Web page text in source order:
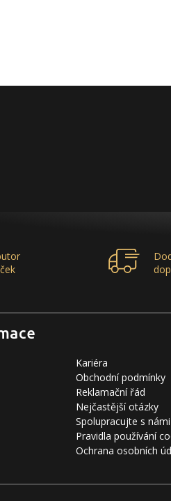
Kariéra
Obchodní podmínky
Reklamační řád
Nejčastější otázky
Spolupracujte s námi
Pravidla používání
Ochrana osobních